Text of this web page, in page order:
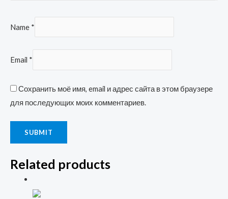
Name *
Email *
Сохранить моё имя, email и адрес сайта в этом браузере
для последующих моих комментариев.
Related products